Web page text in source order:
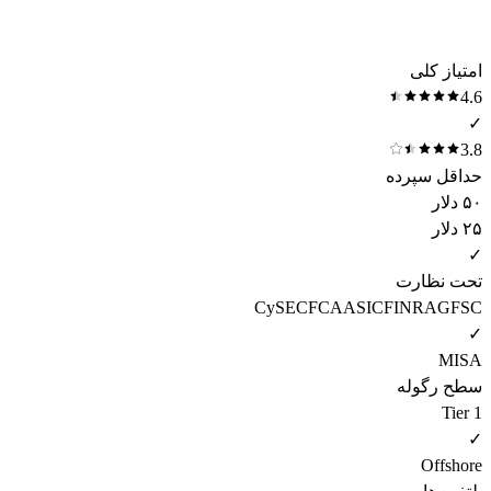
امتیاز کلی
4.6
✓
3.8
حداقل سپرده
۵۰ دلار
۲۵ دلار
✓
تحت نظارت
CySECFCAASICFINRAGFSC
✓
MISA
سطح رگوله
Tier 1
✓
Offshore